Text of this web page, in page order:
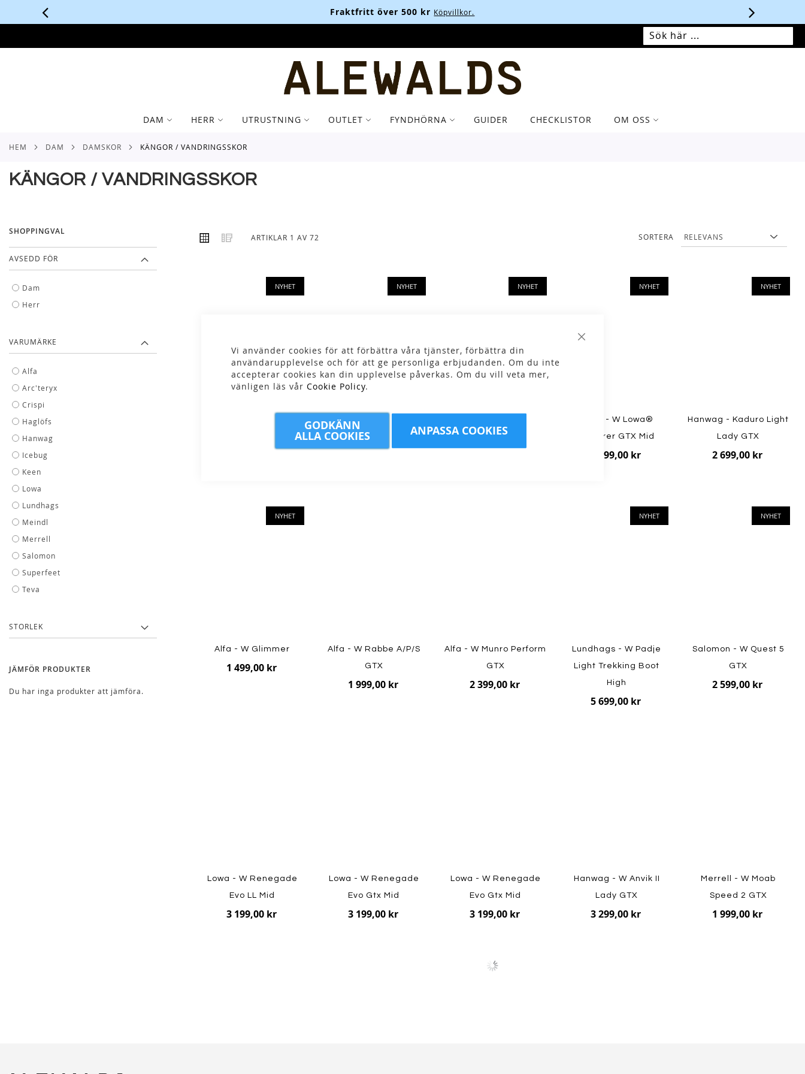
Stäng
Vi använder cookies för att förbättra våra tjänster, förbättra din
användarupplevelse och för att ge personliga erbjudanden. Om du inte
accepterar cookies kan din upplevelse påverkas. Om du vill veta mer,
vänligen läs vår Cookie Policy.
GODKÄNN
ALLA COOKIES ANPASSA COOKIES
Fraktfritt över 500 kr Köpvillkor.
SÖK SÖK
MIN VARUKORG
DAM HERR UTRUSTNING OUTLET FYNDHÖRNA GUIDER CHECKLISTOR OM OSS
HEM DAM DAMSKOR KÄNGOR / VANDRINGSSKOR
KÄNGOR / VANDRINGSSKOR
VISA
SOM
RutnätLista
ARTIKLAR 1 AV72 SORTERA
NYHET NYHET
Lowa - W Nuvolo
2 299,00 kr
NYHET
Explorer GTX Lo
NYHET
Lowa - W Lowa®
Explorer GTX Mid
2 899,00 kr
NYHET
Hanwag - Kaduro Light
Lady GTX
2 699,00 kr
NYHET
Alfa - W Glimmer
1 499,00 kr
Alfa - W Rabbe A/P/S
GTX
1 999,00 kr
Alfa - W Munro Perform
GTX
2 399,00 kr
NYHET
Lundhags - W Padje
Light Trekking Boot
High
5 699,00 kr
NYHET
Salomon - W Quest 5
GTX
2 599,00 kr
Lowa - W Renegade
Evo LL Mid
3 199,00 kr
Lowa - W Renegade
Evo Gtx Mid
3 199,00 kr
Lowa - W Renegade
Evo Gtx Mid
3 199,00 kr
Hanwag - W Anvik II
Lady GTX
3 299,00 kr
Merrell - W Moab
Speed 2 GTX
1 999,00 kr
SHOPPINGVAL
AVSEDD FÖR
Dam
Herr
VARUMÄRKE
Alfa
Arc'teryx
Crispi
Haglöfs
Hanwag
Icebug
Keen
Lowa
Lundhags
Meindl
Merrell
Salomon
Superfeet
Teva
STORLEK
JÄMFÖR PRODUKTER
Du har inga produkter att jämföra.